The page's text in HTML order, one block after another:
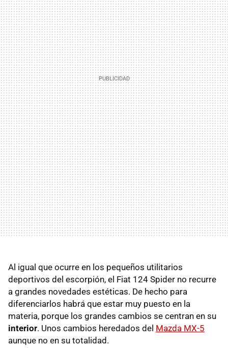
Al igual que ocurre en los pequeños utilitarios
deportivos del escorpión, el Fiat 124 Spider no recurre
a grandes novedades estéticas. De hecho para
diferenciarlos habrá que estar muy puesto en la
materia, porque los grandes cambios se centran en su
interior. Unos cambios heredados del Mazda MX-5
aunque no en su totalidad.